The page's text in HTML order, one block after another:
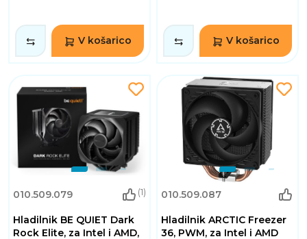
V košarico V košarico
010.509.079 (1)
Hladilnik BE QUIET Dark
Rock Elite, za Intel i AMD,
010.509.087
Hladilnik ARCTIC Freezer
36, PWM, za Intel i AMD